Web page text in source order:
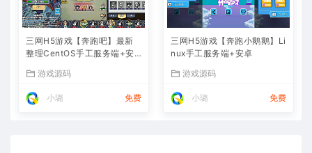
三网H5游戏【奔跑吧】最新
整理CentOS手工服务端+安
游戏源码
小璐 免费
三网H5游戏【奔跑小鹅鹅】Li
nux手工服务端+安卓
游戏源码
小璐 免费